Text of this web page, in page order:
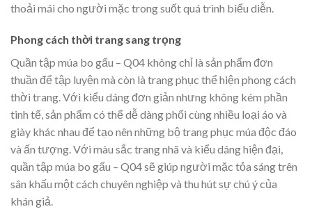
thoải mái cho người mặc trong suốt quá trình biểu diễn.
Phong cách thời trang sang trọng
Quần tập múa bo gấu – Q04 không chỉ là sản phẩm đơn
thuần để tập luyện mà còn là trang phục thể hiện phong cách
thời trang. Với kiểu dáng đơn giản nhưng không kém phần
tinh tế, sản phẩm có thể dễ dàng phối cùng nhiều loại áo và
giày khác nhau để tạo nên những bộ trang phục múa độc đáo
và ấn tượng. Với màu sắc trang nhã và kiểu dáng hiện đại,
quần tập múa bo gấu – Q04 sẽ giúp người mặc tỏa sáng trên
sân khấu một cách chuyên nghiệp và thu hút sự chú ý của
khán giả.